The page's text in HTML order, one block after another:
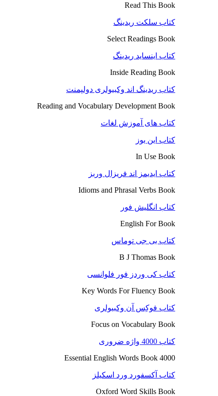
Read This Book
کتاب سلکت ریدینگ
Select Readings Book
کتاب اینساید ریدینگ
Inside Reading Book
کتاب ریدینگ اند وکبیولری دولپمنت
Reading and Vocabulary Development Book
کتاب های آموزش لغات
کتاب این یوز
In Use Book
کتاب ایدیمز اند فریزال وربز
Idioms and Phrasal Verbs Book
کتاب انگلیش فور
English For Book
کتاب بی جی توماس
B J Thomas Book
کتاب کی وردز فور فلوانسی
Key Words For Fluency Book
کتاب فوکِس آن وکبیولری
Focus on Vocabulary Book
کتاب 4000 واژه ضروری
4000 Essential English Words Book
کتاب آکسفورد ورد اسکیلز
Oxford Word Skills Book